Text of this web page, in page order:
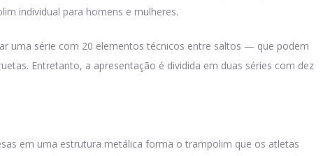
individual para homens e mulheres.
uma série com 20 elementos técnicos entre saltos — que podem
Entretanto, a apresentação é dividida em duas séries com dez
em uma estrutura metálica forma o trampolim que os atletas